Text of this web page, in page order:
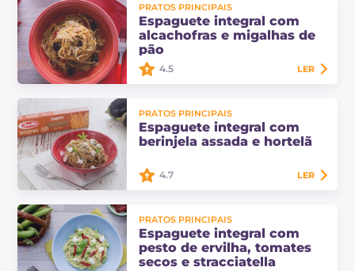
PRATOS PRINCIPAIS
Espaguete integral com
alcachofras e migalhas de
pão
alcachofras e migalhas de pão é um
prato principal preparado com
alcachofras salteadas na frigideira
4.5 LER
PRATOS PRINCIPAIS
Espaguete integral com
berinjela assada e hortelã
assada e hortelã é um excelente
prato principal vegetariano que
combina sabor e leveza!
4.7 LER
PRATOS PRINCIPAIS
Espaguete integral com
pesto de ervilha, tomates
secos e stracciatella